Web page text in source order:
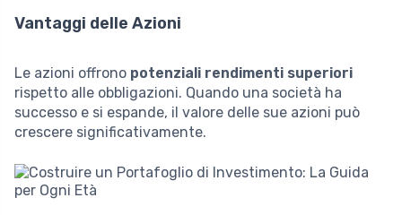
Vantaggi delle Azioni
Le azioni offrono potenziali rendimenti superiori
rispetto alle obbligazioni. Quando una società ha
successo e si espande, il valore delle sue azioni può
crescere significativamente.